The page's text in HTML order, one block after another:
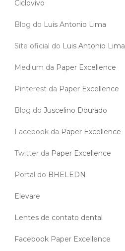
Ciclovivo
Blog do Luis Antonio Lima
Site oficial do Luis Antonio Lima
Medium da Paper Excellence
Pinterest da Paper Excellence
Blog do Juscelino Dourado
Facebook da Paper Excellence
Twitter da Paper Excellence
Portal do BHELEDN
Elevare
Lentes de contato dental
Facebook Paper Excellence